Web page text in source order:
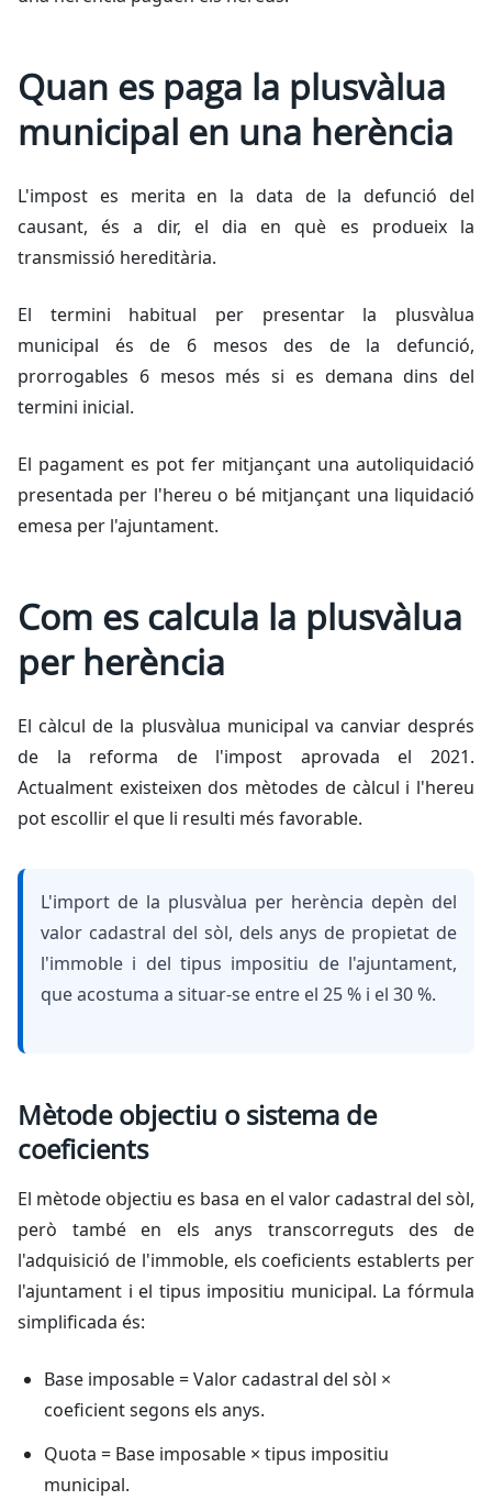
Quan es paga la plusvàlua
municipal en una herència
L'impost es merita en la data de la defunció del
causant, és a dir, el dia en què es produeix la
transmissió hereditària.
El termini habitual per presentar la plusvàlua
municipal és de 6 mesos des de la defunció,
prorrogables 6 mesos més si es demana dins del
termini inicial.
El pagament es pot fer mitjançant una autoliquidació
presentada per l'hereu o bé mitjançant una liquidació
emesa per l'ajuntament.
Com es calcula la plusvàlua
per herència
El càlcul de la plusvàlua municipal va canviar després
de la reforma de l'impost aprovada el 2021.
Actualment existeixen dos mètodes de càlcul i l'hereu
pot escollir el que li resulti més favorable.
L'import de la plusvàlua per herència depèn del
valor cadastral del sòl, dels anys de propietat de
l'immoble i del tipus impositiu de l'ajuntament,
que acostuma a situar-se entre el 25 % i el 30 %.
Mètode objectiu o sistema de
coeficients
El mètode objectiu es basa en el valor cadastral del sòl,
però també en els anys transcorreguts des de
l'adquisició de l'immoble, els coeficients establerts per
l'ajuntament i el tipus impositiu municipal. La fórmula
simplificada és:
Base imposable = Valor cadastral del sòl ×
coeficient segons els anys.
Quota = Base imposable × tipus impositiu
municipal.